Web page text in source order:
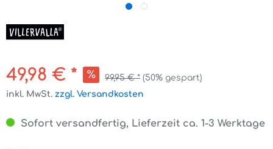
49,98 € * 99,95 € * (50% gespart)
inkl. MwSt. zzgl. Versandkosten
Sofort versandfertig, Lieferzeit ca. 1-3 Werktage